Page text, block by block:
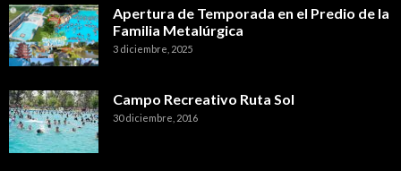
Apertura de Temporada en el Predio de la
Familia Metalúrgica
3 diciembre, 2025
Campo Recreativo Ruta Sol
30 diciembre, 2016